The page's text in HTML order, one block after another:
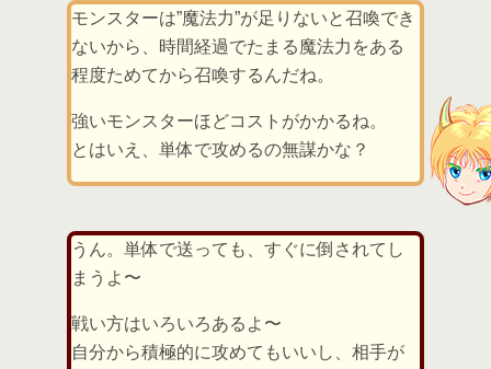
モンスターは”魔法力”が足りないと召喚でき
ないから、時間経過でたまる魔法力をある
程度ためてから召喚するんだね。
強いモンスターほどコストがかかるね。
とはいえ、単体で攻めるの無謀かな？
うん。単体で送っても、すぐに倒されてし
まうよ〜
戦い方はいろいろあるよ〜
自分から積極的に攻めてもいいし、相手が